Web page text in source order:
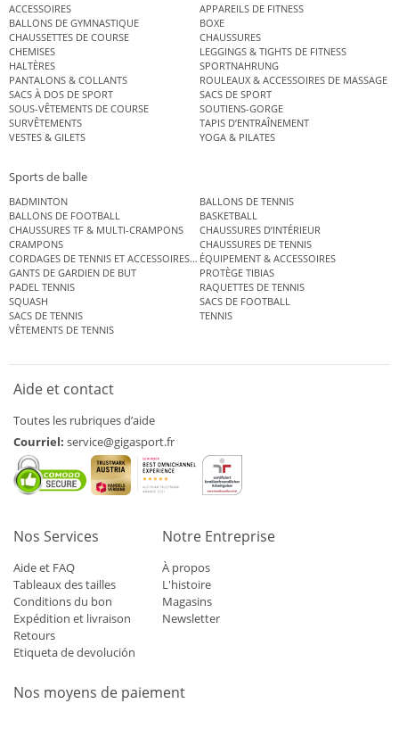
ACCESSOIRES
APPAREILS DE FITNESS
BALLONS DE GYMNASTIQUE
BOXE
CHAUSSETTES DE COURSE
CHAUSSURES
CHEMISES
LEGGINGS & TIGHTS DE FITNESS
HALTÈRES
SPORTNAHRUNG
PANTALONS & COLLANTS
ROULEAUX & ACCESSOIRES DE MASSAGE
SACS À DOS DE SPORT
SACS DE SPORT
SOUS-VÊTEMENTS DE COURSE
SOUTIENS-GORGE
SURVÊTEMENTS
TAPIS D’ENTRAÎNEMENT
VESTES & GILETS
YOGA & PILATES
Sports de balle
BADMINTON
BALLONS DE TENNIS
BALLONS DE FOOTBALL
BASKETBALL
CHAUSSURES TF & MULTI-CRAMPONS
CHAUSSURES D’INTÉRIEUR
CRAMPONS
CHAUSSURES DE TENNIS
CORDAGES DE TENNIS ET ACCESSOIRES DE TENNISÉQUIPEMENT & ACCESSOIRES
GANTS DE GARDIEN DE BUT
PROTÈGE TIBIAS
PADEL TENNIS
RAQUETTES DE TENNIS
SQUASH
SACS DE FOOTBALL
SACS DE TENNIS
TENNIS
VÊTEMENTS DE TENNIS
Aide et contact
Toutes les rubriques d’aide
Courriel: service@gigasport.fr
Nos Services
Aide et FAQ
Tableaux des tailles
Conditions du bon
Expédition et livraison
Retours
Etiqueta de devolución
Notre Entreprise
À propos
L'histoire
Magasins
Newsletter
Nos moyens de paiement